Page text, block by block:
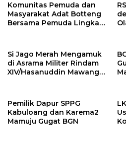
Komunitas Pemuda dan
Masyarakat Adat Botteng
Bersama Pemuda Lingkar
Jarang
Si Jago Merah Mengamuk
di Asrama Militer Rindam
XIV/Hasanuddin Mawang,
Pemilik Dapur SPPG
Kabuloang dan Karema2
Mamuju Gugat BGN